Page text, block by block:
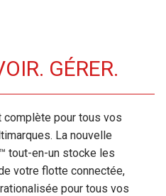
GÉRER.
pour tous vos
La nouvelle
tout-en-un stocke les
votre flotte connectée,
pour tous vos